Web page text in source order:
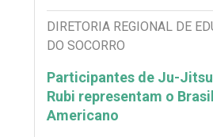
DIRETORIA REGIONAL DE
DO SOCORRO
Participantes de Ju-Jitsu
Rubi representam o
Americano